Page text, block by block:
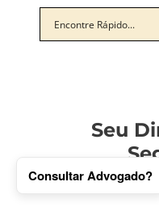
Seu
Consultar Advogado?